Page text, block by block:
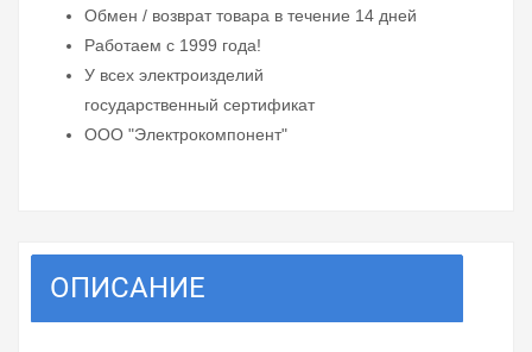
Обмен / возврат товара в течение 14 дней
Работаем с 1999 года!
У всех электроизделий
государственный сертификат
ООО "Электрокомпонент"
ОПИСАНИЕ